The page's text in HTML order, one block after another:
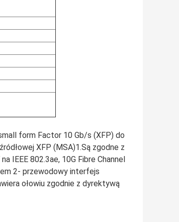
form Factor 10 Gb/s (XFP) do
XFP (MSA)1.Są zgodne z
IEEE 802.3ae, 10G Fibre Channel
2- przewodowy interfejs
ołowiu zgodnie z dyrektywą